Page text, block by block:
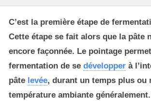
C’est la première étape de
Cette étape se fait alors que la pâte
encore façonnée. Le pointage
fermentation de se développer à
pâte levée, durant un temps plus ou
température ambiante